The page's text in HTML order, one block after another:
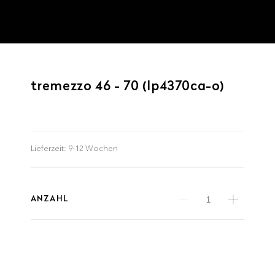
tremezzo 46 - 70 (lp4370ca-o)
Lieferzeit: 9-12 Wochen
ANZAHL